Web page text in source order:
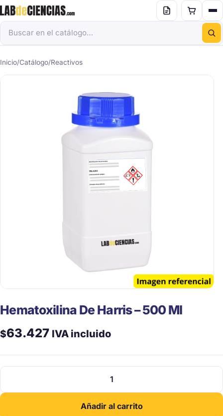
Inicio/Catálogo/Reactivos
Hematoxilina De Harris – 500 Ml
$63.427 IVA incluido
Hematoxilina
Harris
Añadir al carrito